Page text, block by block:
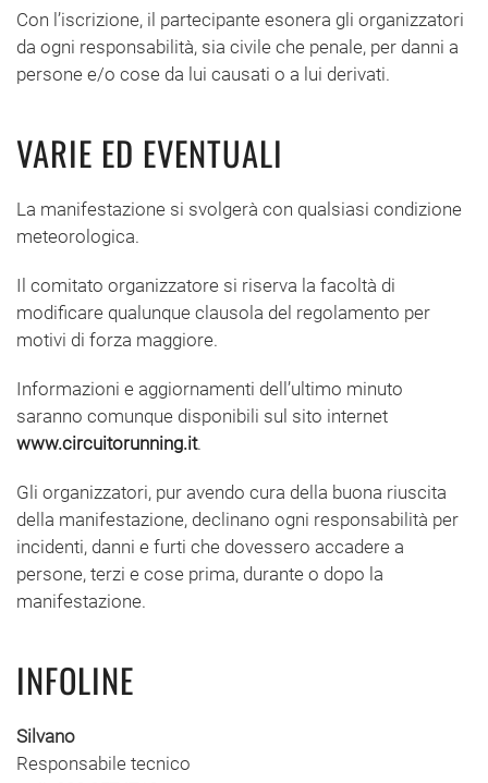
Con l’iscrizione, il partecipante esonera gli organizzatori
da ogni responsabilità, sia civile che penale, per danni a
persone e/o cose da lui causati o a lui derivati.
VARIE ED EVENTUALI
La manifestazione si svolgerà con qualsiasi condizione
meteorologica.
Il comitato organizzatore si riserva la facoltà di
modificare qualunque clausola del regolamento per
motivi di forza maggiore.
Informazioni e aggiornamenti dell’ultimo minuto
saranno comunque disponibili sul sito internet
www.circuitorunning.it.
Gli organizzatori, pur avendo cura della buona riuscita
della manifestazione, declinano ogni responsabilità per
incidenti, danni e furti che dovessero accadere a
persone, terzi e cose prima, durante o dopo la
manifestazione.
INFOLINE
Silvano
Responsabile tecnico